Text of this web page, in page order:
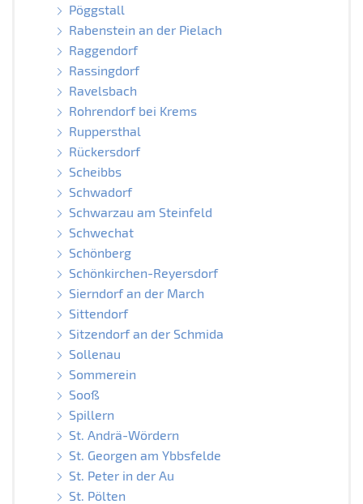
Pöggstall
Rabenstein an der Pielach
Raggendorf
Rassingdorf
Ravelsbach
Rohrendorf bei Krems
Ruppersthal
Rückersdorf
Scheibbs
Schwadorf
Schwarzau am Steinfeld
Schwechat
Schönberg
Schönkirchen-Reyersdorf
Sierndorf an der March
Sittendorf
Sitzendorf an der Schmida
Sollenau
Sommerein
Sooß
Spillern
St. Andrä-Wördern
St. Georgen am Ybbsfelde
St. Peter in der Au
St. Pölten